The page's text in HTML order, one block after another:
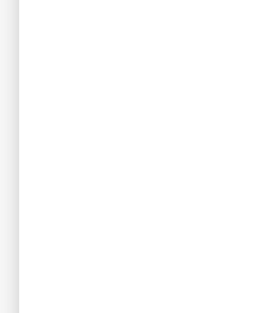
semaine
pas prendre ce
d’absolue
déterminée par
échéant, la dose
possible et la
En effet, les AINS,
des fausses
malformations